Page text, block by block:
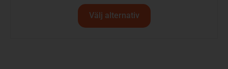
Välj alternativ